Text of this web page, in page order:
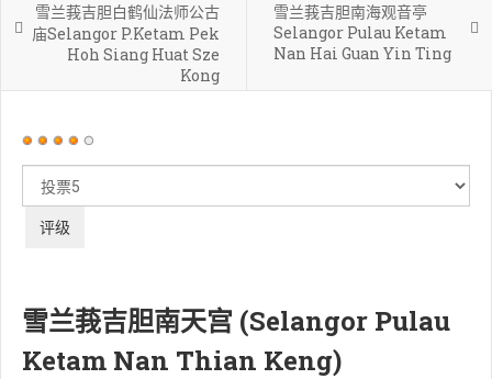
雪兰莪吉胆白鹤仙法师公古
庙Selangor P.Ketam Pek
Hoh Siang Huat Sze
Kong
雪兰莪吉胆南海观音亭
Selangor Pulau Ketam
Nan Hai Guan Yin Ting
用
价：4/
评
雪兰莪吉胆南天宫 (Selangor Pulau
Ketam Nan Thian Keng)